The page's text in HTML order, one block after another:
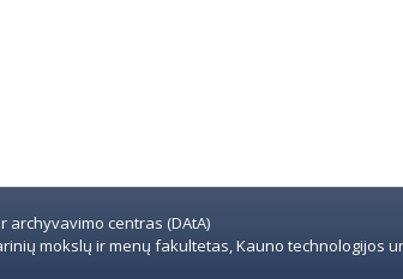
archyvavimo centras (DAtA)
mokslų ir menų fakultetas, Kauno technologijos